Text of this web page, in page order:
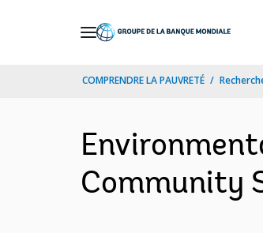
COMPRENDRE LA PAUVRETÉ
Community